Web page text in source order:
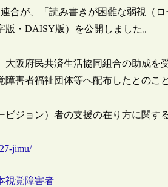
合が、「読み書きが困難な弱視（
・DAISY版）を公開しました。
大阪府民共済生活協同組合の助成を
害者福祉団体等へ配布したとのこと
ビジョン）者の支援の在り方に関
jimu/
視覚障害者